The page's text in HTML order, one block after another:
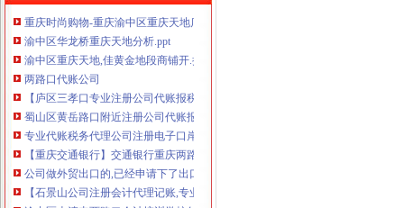
重庆时尚购物-重庆渝中区重庆天地店铺-重庆天地店铺简介及重庆天地
渝中区华龙桥重庆天地分析.ppt
渝中区重庆天地,佳黄金地段商铺开.抢,重庆渝中李子坝重庆天地商
两路口代账公司
【庐区三孝口专业注册公司代账报税欢迎来电咨询丁莉免费申请一
蜀山区黄岳路口附近注册公司代账报税找江秀秀低价注册-合肥58同城
专业代账税务代理公司注册电子口岸-青青岛社区
【重庆交通银行】交通银行重庆两路口_电话_地址_地图-卡盟网
公司做外贸出口的,已经申请下了出口退税权,汉口的仁和会计代账公
【石景山公司注册会计代理记账,专业代账/对账】-石景山衙门口易登
渝中区上清寺两路口会计培训学校仁和会计学校_志趣网